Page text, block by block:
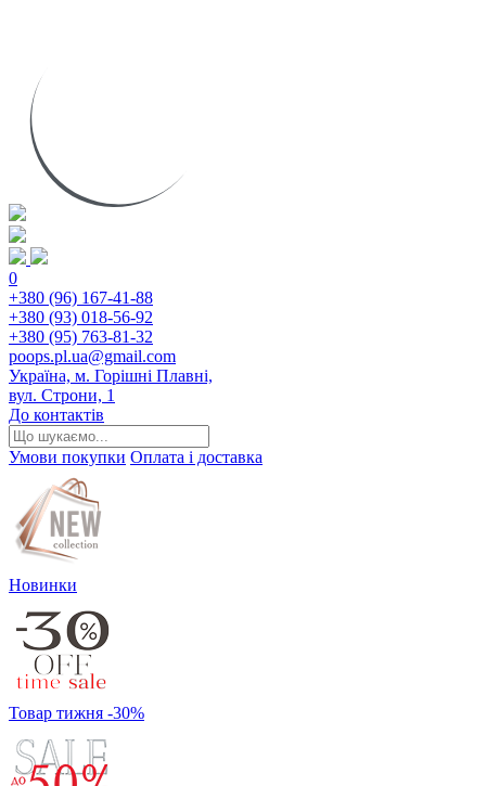
0
+380 (96) 167-41-88
+380 (93) 018-56-92
+380 (95) 763-81-32
poops.pl.ua@gmail.com
Україна, м. Горішні Плавні,
вул. Строни, 1
До контактів
Умови покупки Оплата і доставка
Новинки
Товар тижня -30%